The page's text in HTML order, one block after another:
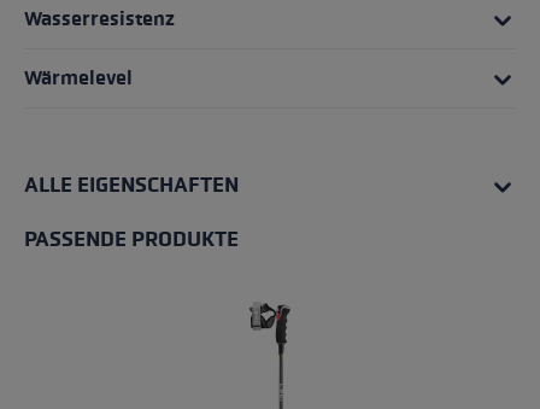
Wasserresistenz
Wärmelevel
ALLE EIGENSCHAFTEN
PASSENDE PRODUKTE